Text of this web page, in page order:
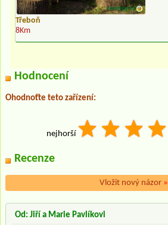
Třeboň
8Km
Hodnocení
Ohodnoťte teto zařízení:
nejhorší
Recenze
Vložit nový názor »
Od: Jiří a Marie Pavlíkovi